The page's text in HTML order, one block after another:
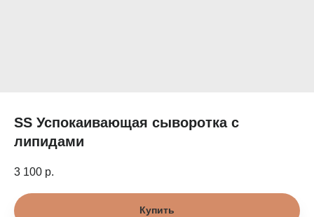
SS Успокаивающая сыворотка с
липидами
3 100 р.
Купить